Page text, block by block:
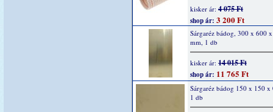
kisker ár: 4 075 Ft
shop ár: 3 200 Ft
Sárgaréz bádog, 300 x 600
mm, 1 db
kisker ár: 14 015 Ft
shop ár: 11 765 Ft
Sárgaréz bádog 150 x 150
1 db